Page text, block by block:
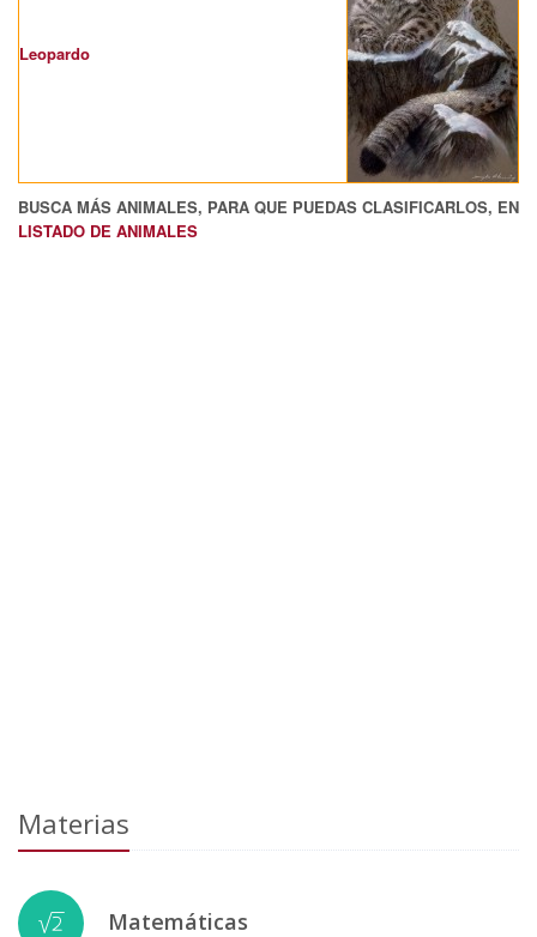
Leopardo
BUSCA MÁS ANIMALES, PARA QUE PUEDAS CLASIFICARLOS, EN
LISTADO DE ANIMALES
Materias
Matemáticas